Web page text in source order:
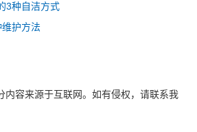
3种自洁方式
护方法
内容来源于互联网。如有侵权，请联系我